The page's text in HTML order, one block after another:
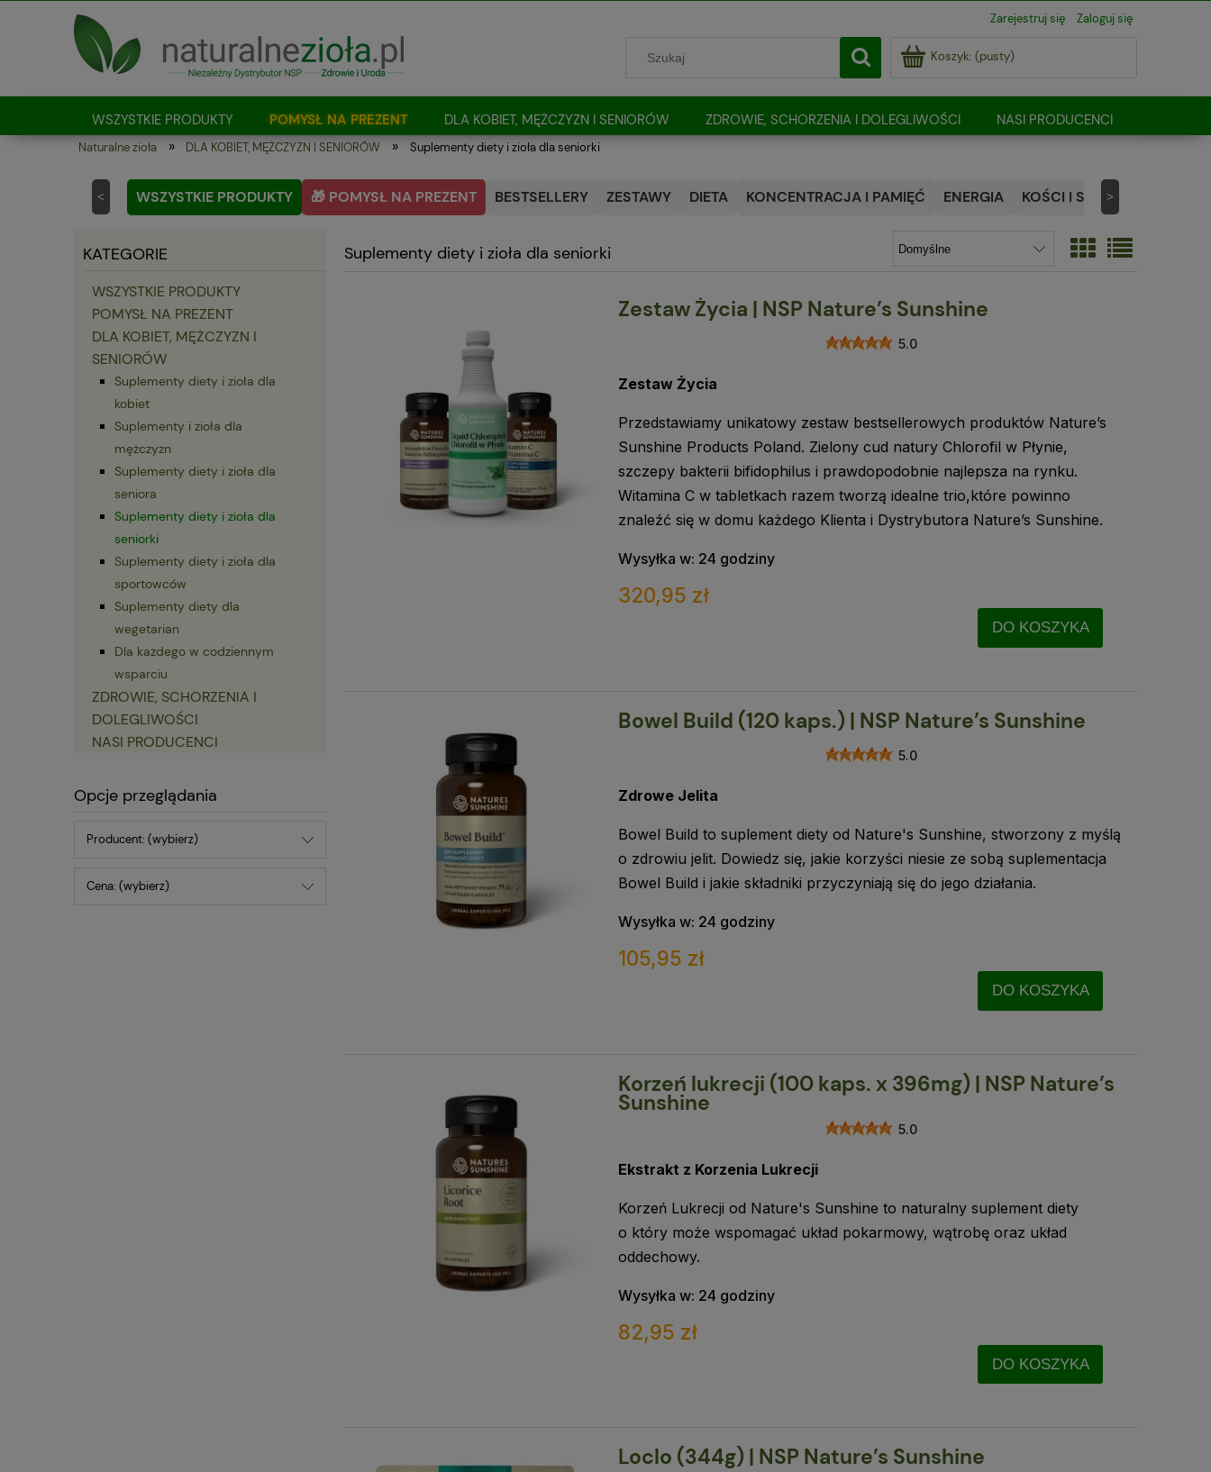
Zarejestruj się Zaloguj się
Koszyk: (pusty)
WSZYSTKIE PRODUKTY POMYSŁ NA PREZENT DLA KOBIET, MĘŻCZYZN I SENIORÓW ZDROWIE, SCHORZENIA I DOLEGLIWOŚCI
NASI PRODUCENCI
Jak kupować?
Naturalne zioła » DLA KOBIET, MĘŻCZYZN I SENIORÓW » Suplementy diety i zioła dla seniorki
WSZYSTKIE PRODUKTY 🎁 POMYSŁ NA PREZENT BESTSELLERY ZESTAWY DIETA KONCENTRACJA I PAMIĘĆ ENERGIA KOŚCI I STAWY
< >
KATEGORIE
WSZYSTKIE PRODUKTY
POMYSŁ NA PREZENT
DLA KOBIET, MĘŻCZYZN I
SENIORÓW
Suplementy diety i zioła dla
kobiet
Suplementy i zioła dla
mężczyzn
Suplementy diety i zioła dla
seniora
Suplementy diety i zioła dla
seniorki
Suplementy diety i zioła dla
sportowców
Suplementy diety dla
wegetarian
Dla każdego w codziennym
wsparciu
ZDROWIE, SCHORZENIA I
DOLEGLIWOŚCI
NASI PRODUCENCI
Opcje przeglądania
Producent: (wybierz)
Cena: (wybierz)
Suplementy diety i zioła dla seniorki
Zestaw Życia | NSP Nature’s Sunshine
5.0
Zestaw Życia
Przedstawiamy unikatowy zestaw bestsellerowych produktów Nature’s
Sunshine Products Poland. Zielony cud natury Chlorofil w Płynie,
szczepy bakterii bifidophilus i prawdopodobnie najlepsza na rynku.
Witamina C w tabletkach razem tworzą idealne trio,które powinno
znaleźć się w domu każdego Klienta i Dystrybutora Nature’s Sunshine.
Wysyłka w: 24 godziny
320,95 zł
DO KOSZYKA
Bowel Build (120 kaps.) | NSP Nature’s Sunshine
5.0
Zdrowe Jelita
Bowel Build to suplement diety od Nature's Sunshine, stworzony z myślą
o zdrowiu jelit. Dowiedz się, jakie korzyści niesie ze sobą suplementacja
Bowel Build i jakie składniki przyczyniają się do jego działania.
Wysyłka w: 24 godziny
105,95 zł
DO KOSZYKA
Korzeń lukrecji (100 kaps. x 396mg) | NSP Nature’s
Sunshine
5.0
Ekstrakt z Korzenia Lukrecji
Korzeń Lukrecji od Nature's Sunshine to naturalny suplement diety
o który może wspomagać układ pokarmowy, wątrobę oraz układ
oddechowy.
Wysyłka w: 24 godziny
82,95 zł
DO KOSZYKA
Loclo (344g) | NSP Nature’s Sunshine